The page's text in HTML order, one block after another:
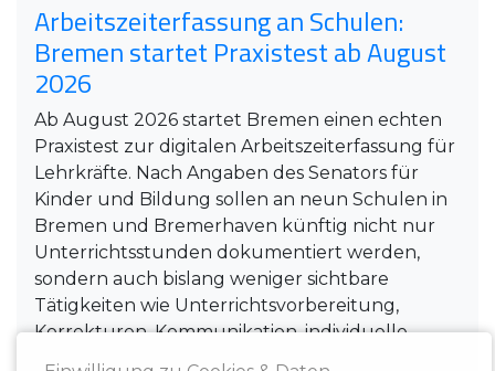
Arbeitszeiterfassung an Schulen:
Bremen startet Praxistest ab August
2026
Ab August 2026 startet Bremen einen echten
Praxistest zur digitalen Arbeitszeiterfassung für
Lehrkräfte. Nach Angaben des Senators für
Kinder und Bildung sollen an neun Schulen in
Bremen und Bremerhaven künftig nicht nur
Unterrichtsstunden dokumentiert werden,
sondern auch bislang weniger sichtbare
Tätigkeiten wie Unterrichtsvorbereitung,
Korrekturen, Kommunikation, individuelle
Förderung, Integration, Pausenaufsichten und